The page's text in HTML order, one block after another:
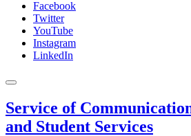
Facebook
Twitter
YouTube
Instagram
LinkedIn
Service of
and Student Services